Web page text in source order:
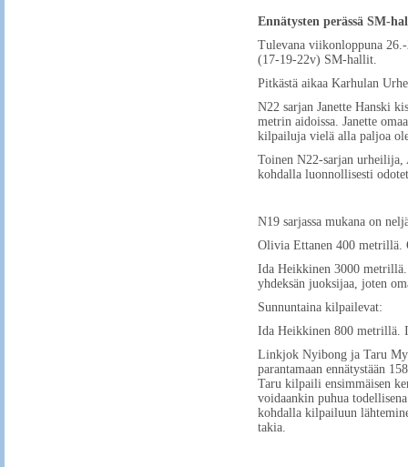
Ennätysten perässä SM-
Tulevana viikonloppuna
(17-19-22v) SM-hallit.
Pitkästä aikaa Karhulan
N22 sarjan Janette Hanski
metrin aidoissa. Janette
kilpailuja vielä alla paljoa
Toinen N22-sarjan urheilija,
kohdalla luonnollisesti
N19 sarjassa mukana on
Olivia Ettanen 400 metrillä.
Ida Heikkinen 3000
yhdeksän juoksijaa, joten
Sunnuntaina kilpailevat:
Ida Heikkinen 800 metrillä.
Linkjok Nyibong ja Taru
parantamaan ennätystään
Taru kilpaili ensimmäisen
voidaankin puhua
kohdalla kilpailuun
takia.